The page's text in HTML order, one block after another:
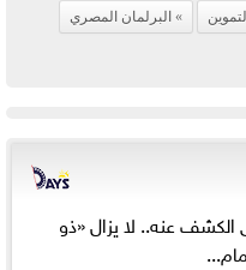
البرلمان المصري
الكشف عنه.. لا يزال «ذو